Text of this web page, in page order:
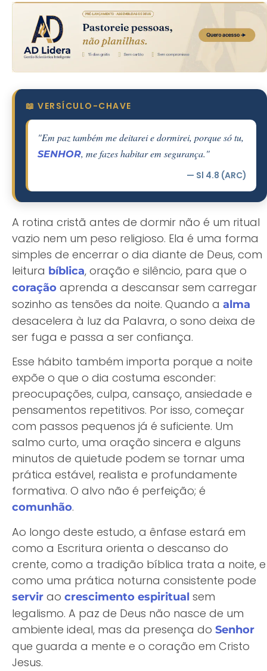
📖 VERSÍCULO-CHAVE
"Em paz também me deitarei e dormirei, porque só tu,
SENHOR, me fazes habitar em segurança."
— Sl 4.8 (ARC)
A rotina cristã antes de dormir não é um ritual
vazio nem um peso religioso. Ela é uma forma
simples de encerrar o dia diante de Deus, com
leitura bíblica, oração e silêncio, para que o
coração aprenda a descansar sem carregar
sozinho as tensões da noite. Quando a alma
desacelera à luz da Palavra, o sono deixa de
ser fuga e passa a ser confiança.
Esse hábito também importa porque a noite
expõe o que o dia costuma esconder:
preocupações, culpa, cansaço, ansiedade e
pensamentos repetitivos. Por isso, começar
com passos pequenos já é suficiente. Um
salmo curto, uma oração sincera e alguns
minutos de quietude podem se tornar uma
prática estável, realista e profundamente
formativa. O alvo não é perfeição; é
comunhão.
Ao longo deste estudo, a ênfase estará em
como a Escritura orienta o descanso do
crente, como a tradição bíblica trata a noite, e
como uma prática noturna consistente pode
servir ao crescimento espiritual sem
legalismo. A paz de Deus não nasce de um
ambiente ideal, mas da presença do Senhor
que guarda a mente e o coração em Cristo
Jesus.